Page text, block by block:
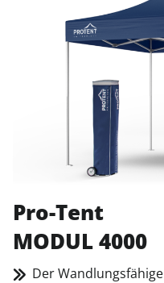
Pro-Tent
MODUL 4000
Der Wandlungsfähige